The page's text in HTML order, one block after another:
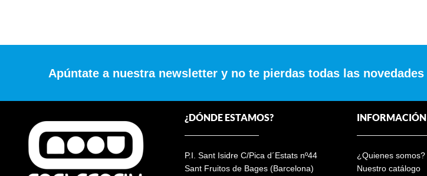
Apúntate a nuestra newsletter y no te pierdas todas las novedades
¿DÓNDE ESTAMOS?
P.I. Sant Isidre C/Pica d´Estats nº44
Sant Fruitos de Bages (Barcelona)
INFORMACIÓN
¿Quienes somos?
Nuestro catálogo